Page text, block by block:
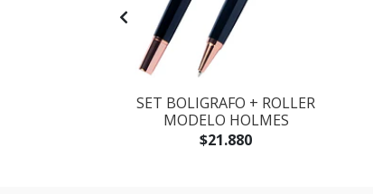
SET BOLIGRAFO + ROLLER
MODELO HOLMES
$21.880